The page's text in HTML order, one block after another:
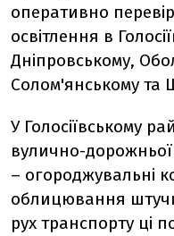
оперативно
освітлення в
Дніпровському,
Солом'янському та
У Голосіївському
вулично-
– огороджувальні
облицювання
рух транспорту ці